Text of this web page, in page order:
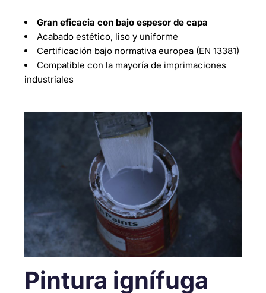
Gran eficacia con bajo espesor de capa
Acabado estético, liso y uniforme
Certificación bajo normativa europea (EN 13381)
Compatible con la mayoría de imprimaciones
industriales
Pintura ignífuga